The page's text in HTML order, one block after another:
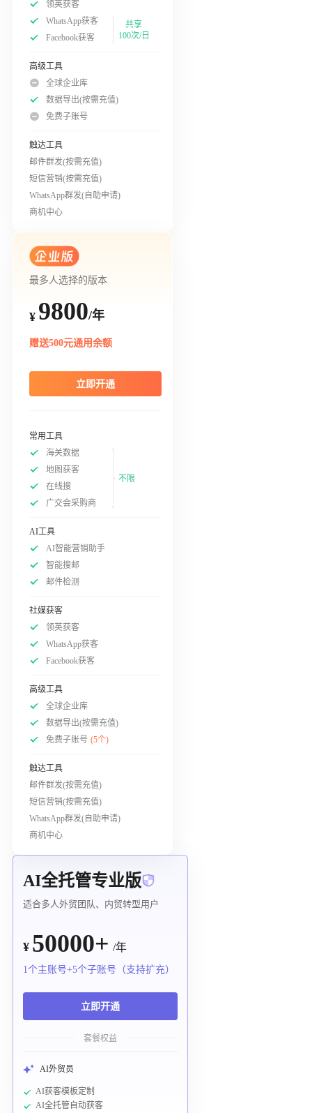
领英获客
WhatsApp获客
Facebook获客
共享
100次/日
高级工具
全球企业库
数据导出(按需充值)
免费子账号
触达工具
邮件群发(按需充值)
短信营销(按需充值)
WhatsApp群发(自助申请)
商机中心
最多人选择的版本
¥ 9800/年
赠送500元通用余额
立即开通
常用工具
海关数据
地图获客
在线搜
广交会采购商
不限
AI工具
AI智能营销助手
智能搜邮
邮件检测
社媒获客
领英获客
WhatsApp获客
Facebook获客
高级工具
全球企业库
数据导出(按需充值)
免费子账号 (5个)
触达工具
邮件群发(按需充值)
短信营销(按需充值)
WhatsApp群发(自助申请)
商机中心
AI全托管专业版
适合多人外贸团队、内贸转型用户
¥ 50000+ /年
1个主账号+5个子账号（支持扩充）
立即开通
套餐权益
AI外贸员
AI获客模板定制
AI全托管自动获客